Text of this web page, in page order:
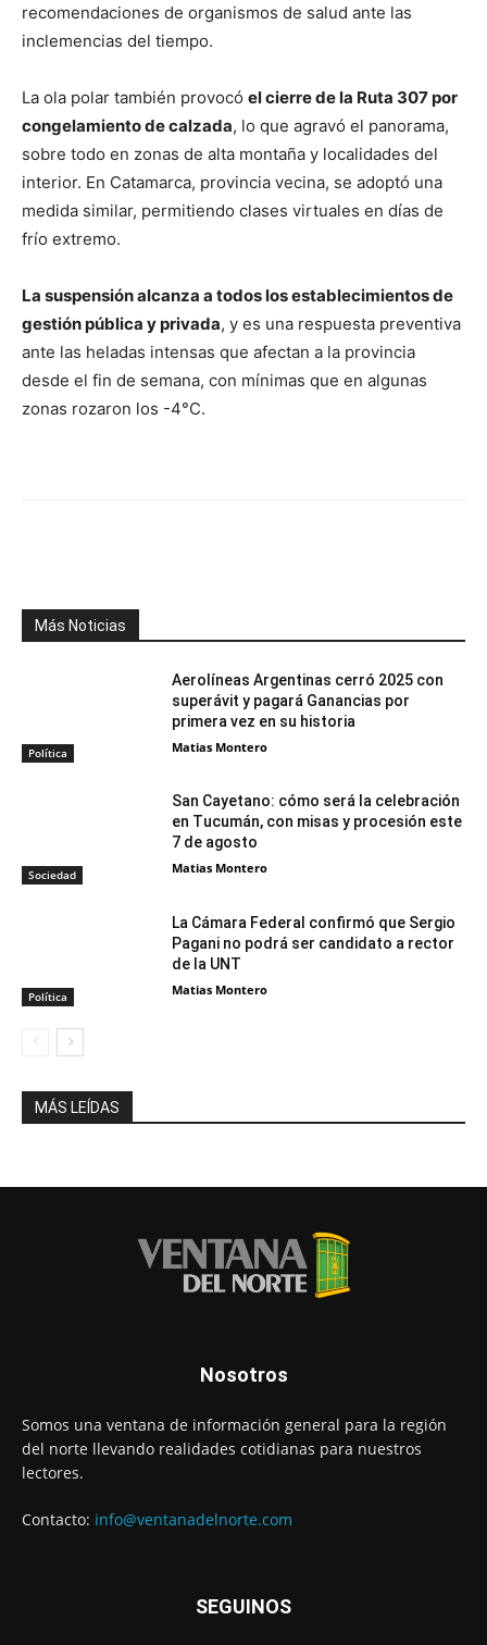
recomendaciones de organismos de salud ante las
inclemencias del tiempo.
La ola polar también provocó el cierre de la Ruta 307 por
congelamiento de calzada, lo que agravó el panorama,
sobre todo en zonas de alta montaña y localidades del
interior. En Catamarca, provincia vecina, se adoptó una
medida similar, permitiendo clases virtuales en días de
frío extremo.
La suspensión alcanza a todos los establecimientos de
gestión pública y privada, y es una respuesta preventiva
ante las heladas intensas que afectan a la provincia
desde el fin de semana, con mínimas que en algunas
zonas rozaron los -4°C.
Más Noticias
Política
Aerolíneas Argentinas cerró 2025 con
superávit y pagará Ganancias por
primera vez en su historia
Matias Montero
Sociedad
San Cayetano: cómo será la celebración
en Tucumán, con misas y procesión este
7 de agosto
Matias Montero
Política
La Cámara Federal confirmó que Sergio
Pagani no podrá ser candidato a rector
de la UNT
Matias Montero
MÁS LEÍDAS
Nosotros
Somos una ventana de información general para la región
del norte llevando realidades cotidianas para nuestros
lectores.
Contacto: info@ventanadelnorte.com
SEGUINOS